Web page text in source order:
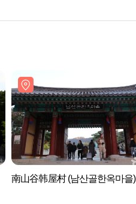
南山谷韩屋村 (남산골한옥마을)